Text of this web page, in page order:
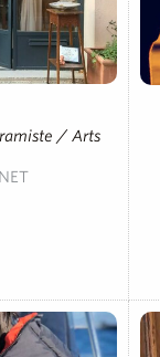
/ Arts